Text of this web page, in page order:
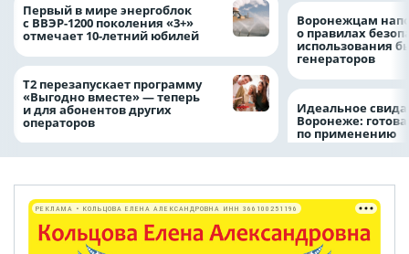
Первый в мире энергоблок
с ВВЭР-1200 поколения «3+»
отмечает 10-летний юбилей
Т2 перезапускает программу
«Выгодно вместе» — теперь
и для абонентов других
операторов
Воронежцам
о правилах
использования
генераторов
Идеальное
Воронеже:
по применению
РЕКЛАМА • КОЛЬЦОВА ЕЛЕНА АЛЕКСАНДРОВНА ИНН 366100251196